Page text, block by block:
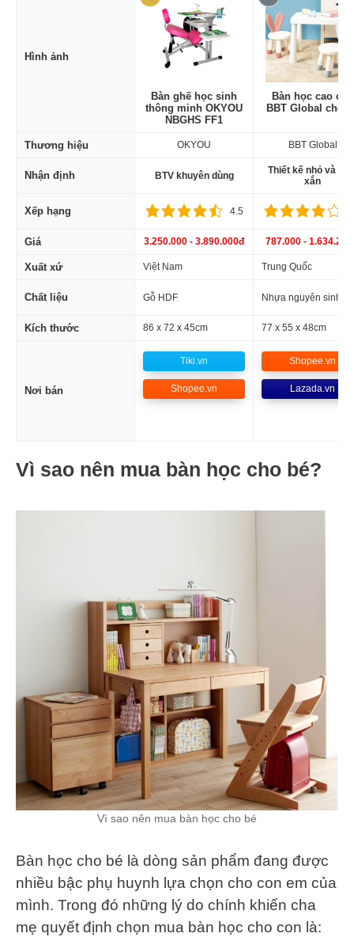
Hình ảnh
Bàn ghế học sinh
thông minh OKYOU
NBGHS FF1
Bàn học cao cấp
BBT Global cho
Thương hiệu OKYOU BBT Global
Nhận định BTV khuyên dùng
Thiết kế nhỏ và
xắn
Xếp hạng 4.5
Giá 3.250.000 - 3.890.000đ 787.000 - 1.634.220
Xuất xứ Việt Nam Trung Quốc
Chất liệu Gỗ HDF Nhựa nguyên sinh
Kích thước 86 x 72 x 45cm 77 x 55 x 48cm
Nơi bán
Tiki.vn
Shopee.vn
Shopee.vn
Lazada.vn
Vì sao nên mua bàn học cho bé?
Vì sao nên mua bàn học cho bé
Bàn học cho bé là dòng sản phẩm đang được
nhiều bậc phụ huynh lựa chọn cho con em của
mình. Trong đó những lý do chính khiến cha
mẹ quyết định chọn mua bàn học cho con là: